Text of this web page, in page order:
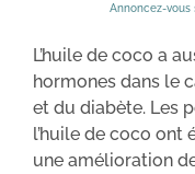
Annoncez-
L’huile de coco a
hormones dans le
et du diabète. Les
l’huile de coco ont
une amélioration